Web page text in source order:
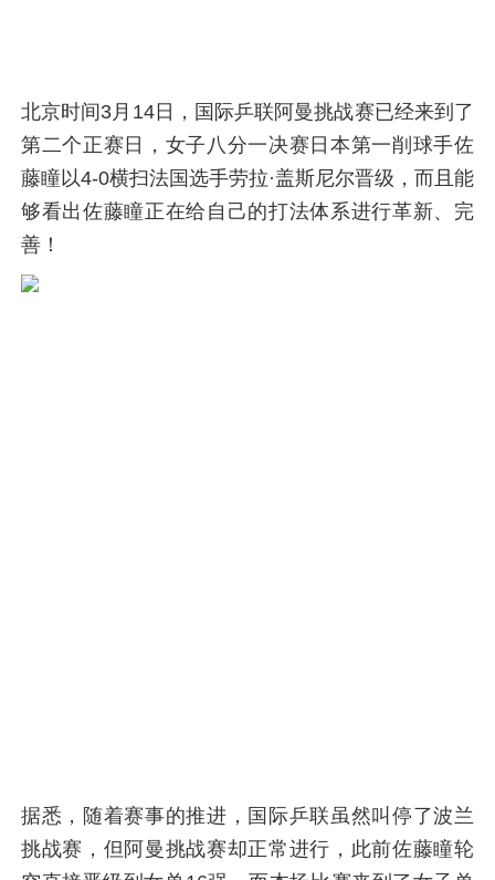
北京时间3月14日，国际乒联阿曼挑战赛已经来到了
第二个正赛日，女子八分一决赛日本第一削球手佐
藤瞳以4-0横扫法国选手劳拉·盖斯尼尔晋级，而且能
够看出佐藤瞳正在给自己的打法体系进行革新、完
善！
据悉，随着赛事的推进，国际乒联虽然叫停了波兰
挑战赛，但阿曼挑战赛却正常进行，此前佐藤瞳轮